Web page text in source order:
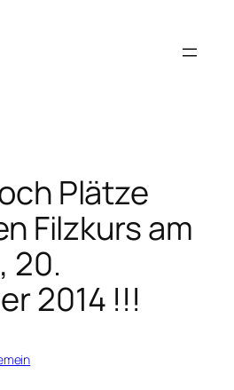
Plätze
Filzkurs am
20.
2014 !!!